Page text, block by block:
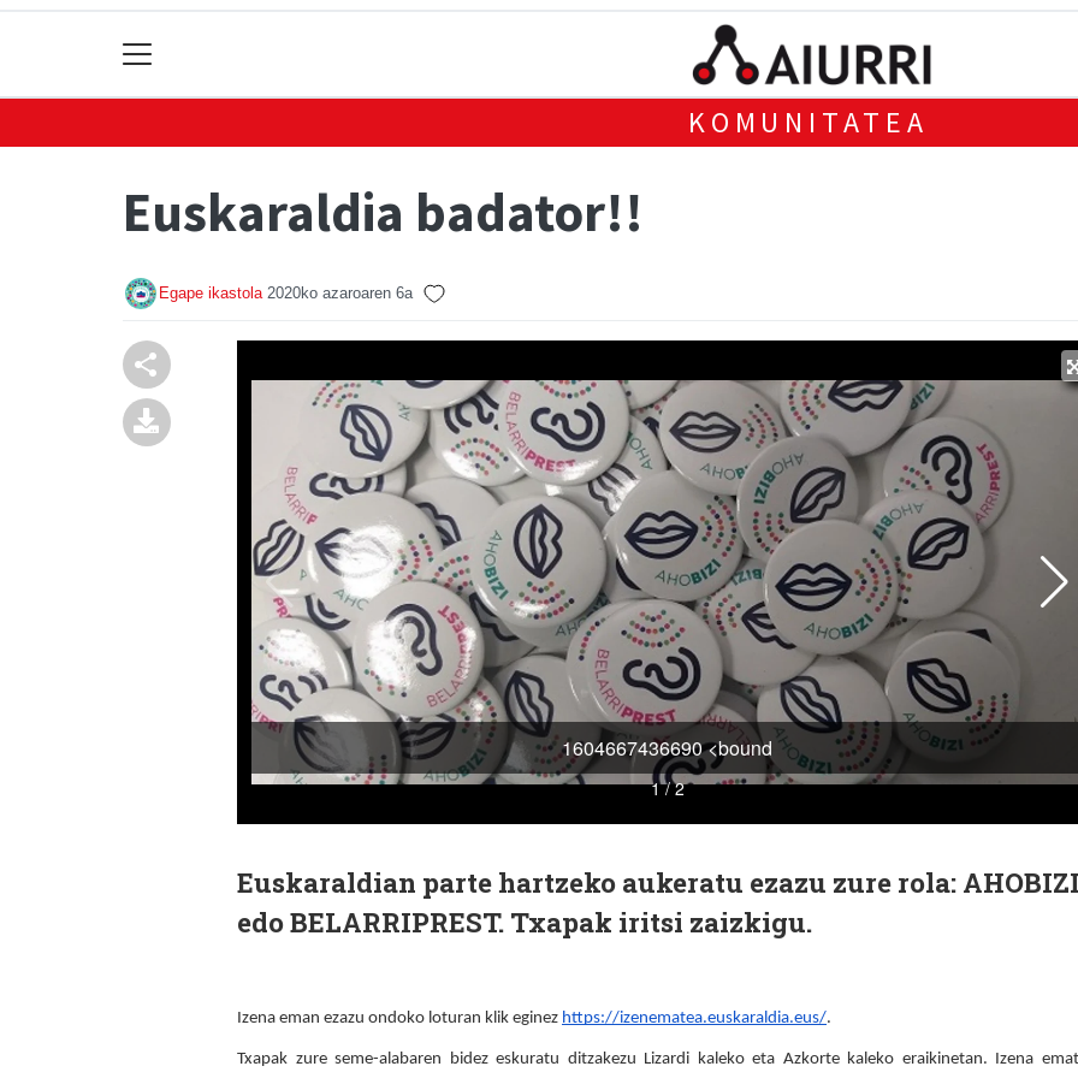
KOMUNITATEA
Euskaraldia badator!!
Egape ikastola 2020ko azaroaren 6a
Euskaraldian parte hartzeko aukeratu ezazu zure rola:
edo BELARRIPREST. Txapak iritsi zaizkigu.
Izena eman ezazu ondoko loturan klik eginez https://izenematea.euskaraldia.eus/.
Txapak zure seme-alabaren bidez eskuratu ditzakezu Lizardi kaleko eta Azkorte kaleko eraikinetan. Izena